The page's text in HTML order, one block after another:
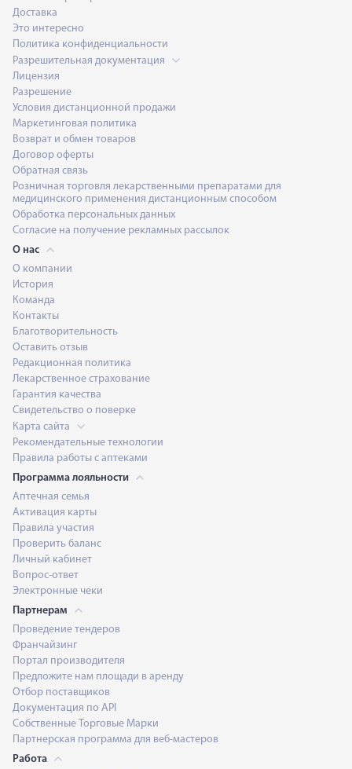
Доставка
Это интересно
Политика конфиденциальности
Разрешительная документация
Лицензия
Разрешение
Условия дистанционной продажи
Маркетинговая политика
Возврат и обмен товаров
Договор оферты
Обратная связь
Розничная торговля лекарственными препаратами для
медицинского применения дистанционным способом
Обработка персональных данных
Согласие на получение рекламных рассылок
О нас
О компании
История
Команда
Контакты
Благотворительность
Оставить отзыв
Редакционная политика
Лекарственное страхование
Гарантия качества
Свидетельство о поверке
Карта сайта
Рекомендательные технологии
Правила работы с аптеками
Программа лояльности
Аптечная семья
Активация карты
Правила участия
Проверить баланс
Личный кабинет
Вопрос-ответ
Электронные чеки
Партнерам
Проведение тендеров
Франчайзинг
Портал производителя
Предложите нам площади в аренду
Отбор поставщиков
Документация по API
Собственные Торговые Марки
Партнерская программа для веб-мастеров
Работа